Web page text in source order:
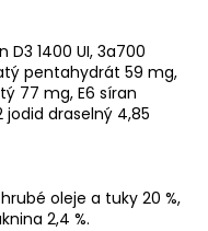
D3 1400 UI, 3a700
pentahydrát 59 mg,
77 mg, E6 síran
jodid draselný 4,85
oleje a tuky 20 %,
2,4 %.